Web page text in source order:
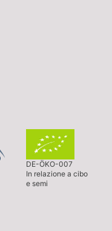
DE-ÖKO-007
In relazione a cibo
e semi